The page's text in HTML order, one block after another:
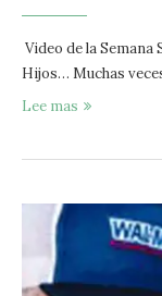
Video de la
Hijos… Muchas
Lee mas